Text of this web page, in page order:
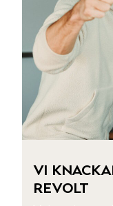
vi
revolt